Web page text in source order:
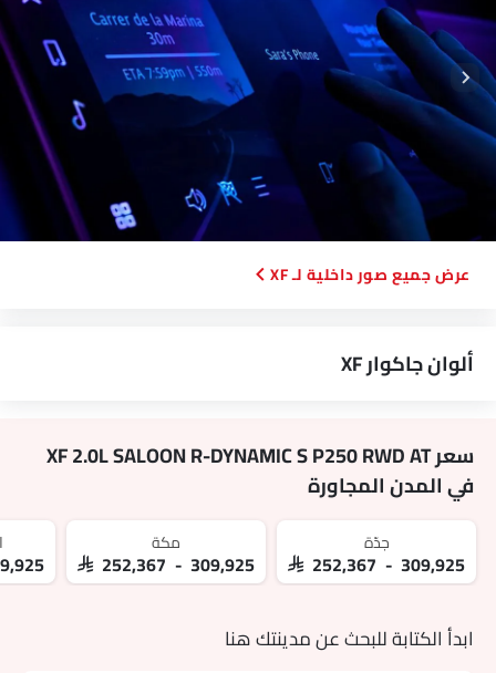
نوع الفرامل الأمامية
صور داخلية لـ XF
ألوان جاكوار XF
سعر XF 2.0L SALOON R-DYNAMIC S P250 RWD AT
في المدن المجاورة
جدّة
SAR 252,367 - 309,925
مكة
SAR 252,367 - 309,925
ابدأ الكتابة للبحث عن مدينتك هنا